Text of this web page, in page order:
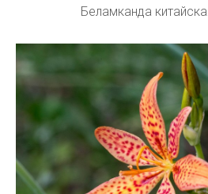
Беламканда